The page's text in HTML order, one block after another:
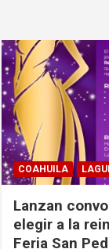
COAHUILA
Lanzan
elegir a la
Feria San